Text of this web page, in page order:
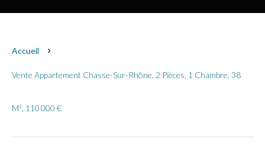
Accueil
Vente Appartement Chasse-Sur-Rhône, 2 Pièces, 1 Chambre, 38
M², 110 000 €